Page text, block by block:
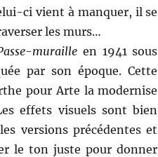
ci vient à manquer, il se
les murs…
muraille en 1941 sous
par son époque. Cette
pour Arte la modernise
effets visuels sont bien
versions précédentes et
le ton juste pour donner